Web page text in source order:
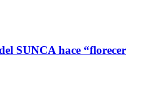
SUNCA hace “florecer